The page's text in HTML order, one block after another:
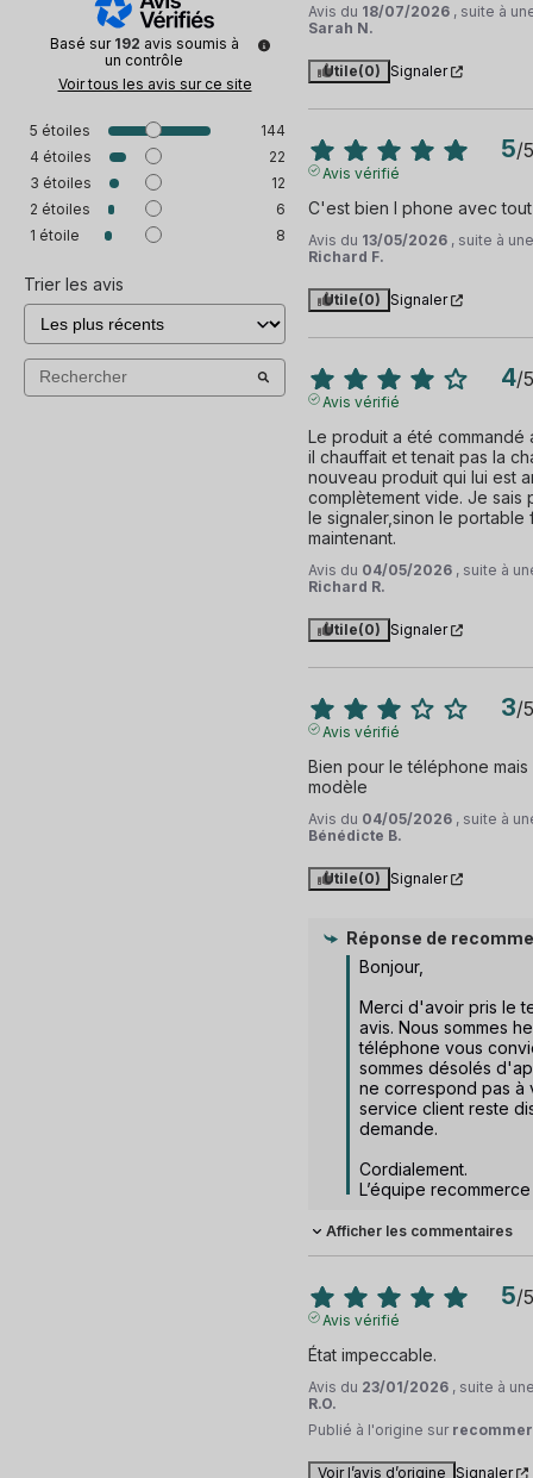
Basé sur 192 avis soumis à
un contrôle
Voir tous les avis sur ce site
5 étoiles
144
4 étoiles
22
3 étoiles
12
2 étoiles
6
1 étoile 8
Trier les avis
Avis du 18/07/2026 , suite à
Sarah N.
Utile(0) Signaler
5/5
Avis vérifié
C'est bien I phone avec
Avis du 13/05/2026 , suite à
Richard F.
Utile(0) Signaler
4/5
Avis vérifié
Le produit a été
il chauffait et tenait pas la
nouveau produit qui lui est
complètement vide. Je sais
le signaler,sinon le
maintenant.
Avis du 04/05/2026 , suite à
Richard R.
Utile(0) Signaler
3/5
Avis vérifié
Bien pour le téléphone
modèle
Avis du 04/05/2026 , suite à
Bénédicte B.
Utile(0) Signaler
Réponse de
Bonjour,
Merci d'avoir pris le
avis. Nous sommes
téléphone vous
sommes désolés
ne correspond pas à
service client reste
demande.
Cordialement.
L’équipe recommerce
Afficher les commentaires
5/5
Avis vérifié
État impeccable.
Avis du 23/01/2026 , suite à
R.O.
Publié à l'origine sur
Voir l’avis d’origine Signaler